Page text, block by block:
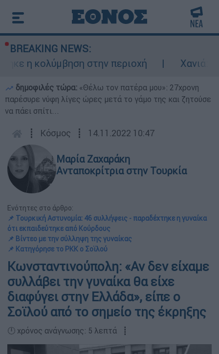
BREAKING NEWS:
στην περιοχή
Χανιά:
δημοφιλές τώρα: «Θέλω τον πατέρα μου»: 27χρονη
παρέσυρε νύφη λίγες ώρες μετά το γάμο της και ζητούσε
να πάει σπίτι...
┋ Κόσμος ┋ 14.11.2022 10:47
Μαρία Ζαχαράκη
Ανταποκρίτρια στην Τουρκία
Ενότητες στο άρθρο:
📌 Τουρκική Αστυνομία: 46 συλλήψεις - παραδέχτηκε η γυναίκα
ότι εκπαιδεύτηκε από Κούρδους
📌 Βίντεο με την σύλληψη της γυναίκας
📌 Κατηγόρησε το PKK ο Σοϊλού
Κωνσταντινούπολη: «Αν δεν είχαμε
συλλάβει την γυναίκα θα είχε
διαφύγει στην Ελλάδα», είπε ο
Σοϊλού από το σημείο της έκρηξης
🕛 χρόνος ανάγνωσης: 5 λεπτά ┋